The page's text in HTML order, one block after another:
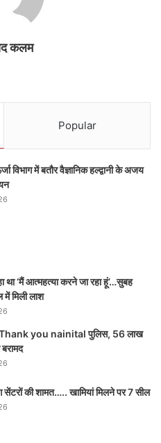
कलम
Popular
विभाग में बतौर वैज्ञानिक हल्द्वानी के अजय
था ‘मैं आत्महत्या करने जा रहा हूं’…सुबह
में मिली लाश
Thank you nainital पुलिस, 56 लाख
सेंटरों की शामत….. खामियां मिलने पर 7 सील